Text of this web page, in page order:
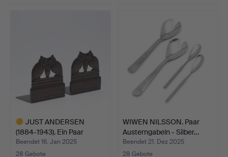
JUST ANDERSEN
(1884-1943). Ein Paar
Buchst…
Beendet 16. Jan 2025
28 Gebote
WIWEN NILSSON. Paar
Austerngabeln - Silber…
Beendet 21. Dez 2025
28 Gebote